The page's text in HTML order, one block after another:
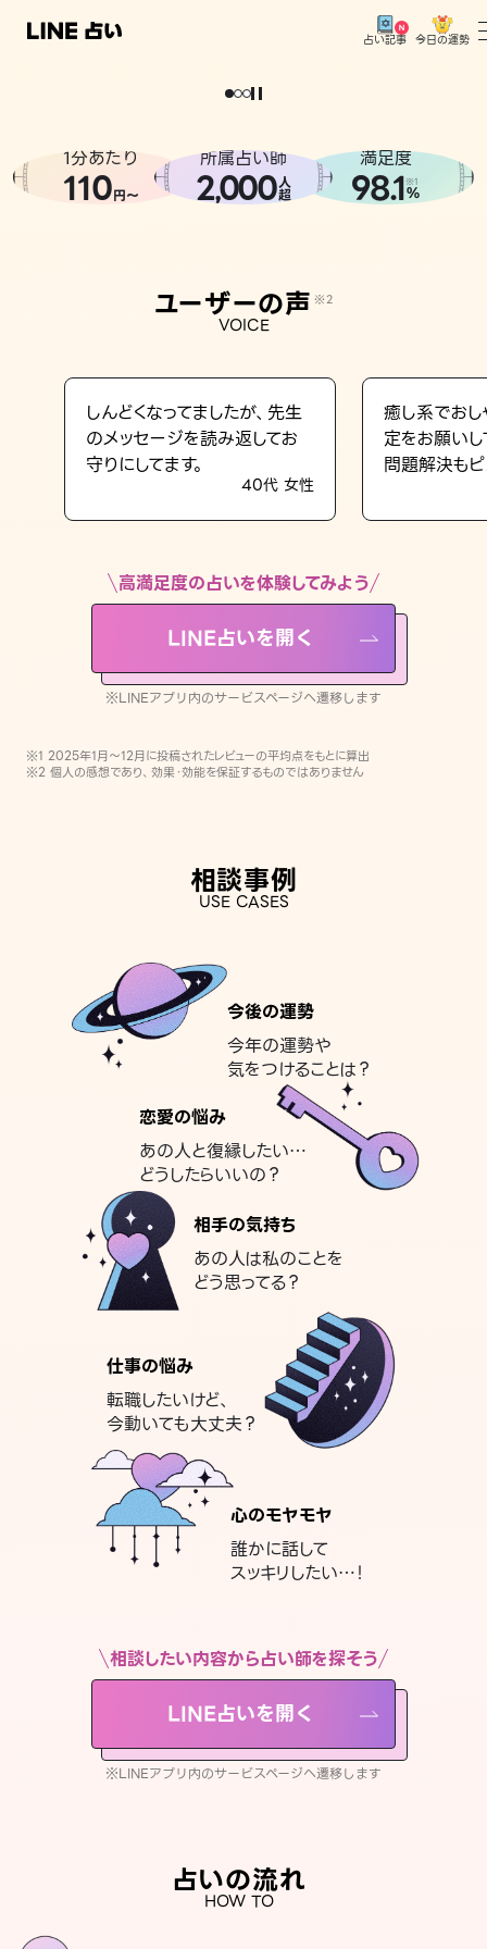
占い記事 今日の運勢
相談事例
LINE占いを開く
※LINEアプリ内のサービスページへ遷移します
どうせなら
。
1分あたり
110円〜
所属占い師
2,000人
超
満足度
98.1※1
%
ユーザーの声 ※2
VOICE
しんどくなってましたが、先生
のメッセージを読み返してお
守りにしてます。
40代 女性
癒し系でおし
定をお願い
問題解決もピ
高満足度の占いを体験してみよう
LINE占いを開く
※LINEアプリ内のサービスページへ遷移します
※1 2025年1月〜12月に投稿されたレビューの平均点をもとに算出
※2 個人の感想であり、効果・効能を保証するものではありません
相談事例
USE CASES
今後の運勢
今年の運勢や
気をつけることは？
恋愛の悩み
あの人と復縁したい…
どうしたらいいの？
相手の気持ち
あの人は私のことを
どう思ってる？
仕事の悩み
転職したいけど、
今動いても大丈夫？
心のモヤモヤ
誰かに話して
スッキリしたい…！
相談したい内容から占い師を探そう
LINE占いを開く
※LINEアプリ内のサービスページへ遷移します
占いの流れ
HOW TO